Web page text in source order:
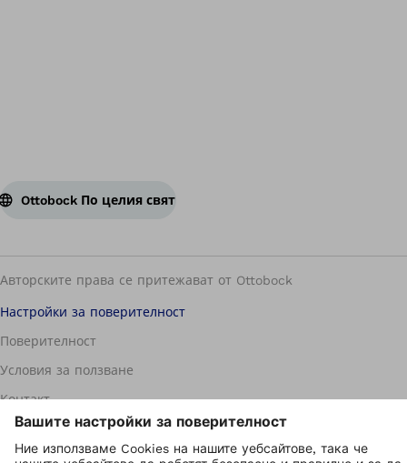
Ottobock По целия свят
Авторските права се притежават от Ottobock
Настройки за поверителност
Поверителност
Условия за ползване
Контакт
Начална страница на компанията
Звено за подаване на сигнали